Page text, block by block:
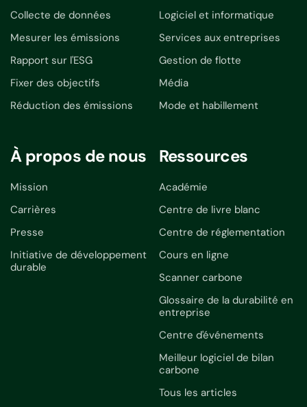
Collecte de données
Mesurer les émissions
Rapport sur l'ESG
Fixer des objectifs
Réduction des émissions
Logiciel et informatique
Services aux entreprises
Gestion de flotte
Média
Mode et habillement
À propos de nous
Mission
Carrières
Presse
Initiative de développement
durable
Ressources
Académie
Centre de livre blanc
Centre de réglementation
Cours en ligne
Scanner carbone
Glossaire de la durabilité en
entreprise
Centre d'événements
Meilleur logiciel de bilan
carbone
Tous les articles